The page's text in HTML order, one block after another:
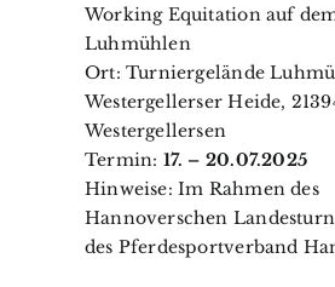
Working Equitation auf
Luhmühlen
Ort: Turniergelände
Westergellerser Heide,
Westergellersen
Termin: 17. – 20.07.2025
Hinweise: Im Rahmen des
Hannoverschen
des Pferdesportverband